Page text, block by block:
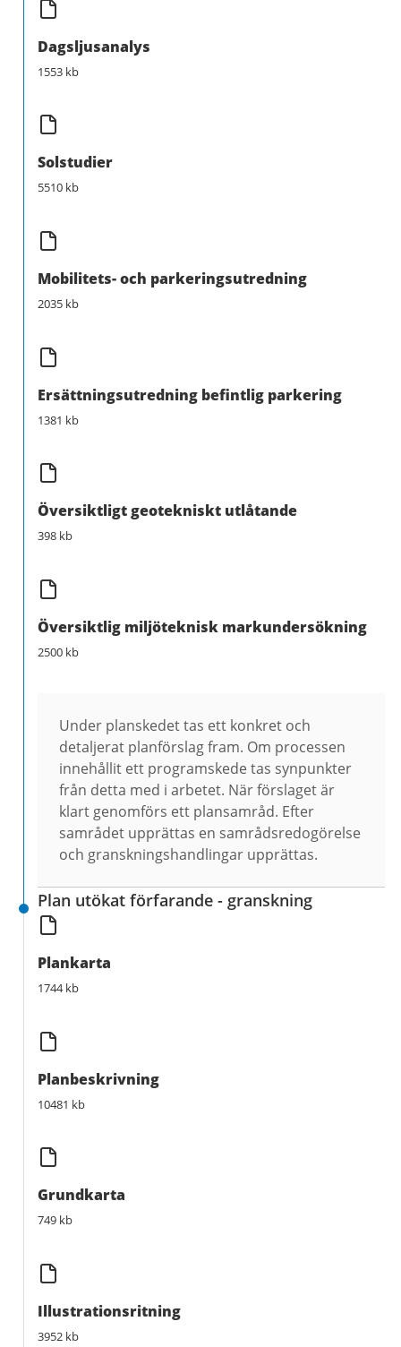
Dagsljusanalys
1553 kb
Solstudier
5510 kb
Mobilitets- och parkeringsutredning
2035 kb
Ersättningsutredning befintlig parkering
1381 kb
Översiktligt geotekniskt utlåtande
398 kb
Översiktlig miljöteknisk markundersökning
2500 kb
Under planskedet tas ett konkret och
detaljerat planförslag fram. Om processen
innehållit ett programskede tas synpunkter
från detta med i arbetet. När förslaget är
klart genomförs ett plansamråd. Efter
samrådet upprättas en samrådsredogörelse
och granskningshandlingar upprättas.
Plan utökat förfarande - granskning
Plankarta
1744 kb
Planbeskrivning
10481 kb
Grundkarta
749 kb
Illustrationsritning
3952 kb